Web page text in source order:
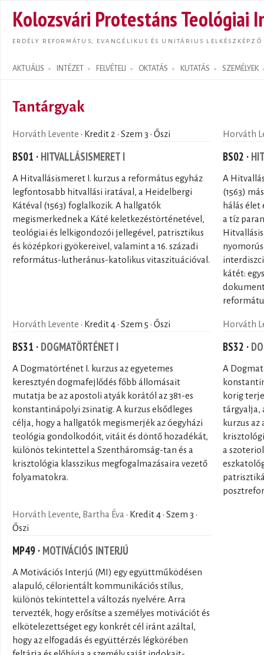
Kolozsvári Protestáns Teológiai
ERDÉLY REFORMÁTUS, EVANGÉLIKUS ÉS UNITÁRIUS LELKÉSZKÉPZŐ
AKTUÁLIS INTÉZET FELVÉTELI OKTATÁS KUTATÁS SZEMÉLYEK
Search form
Tantárgyak
Horváth Levente · Kredit 2 · Szem 3 · Őszi
BS01 · HITVALLÁSISMERET I
A Hitvallásismeret I. kurzus a református egyház
legfontosabb hitvallási iratával, a Heidelbergi
Kátéval (1563) foglalkozik. A hallgatók
megismerkednek a Káté keletkezéstörténetével,
teológiai és lelkigondozói jellegével, patrisztikus
és középkori gyökereivel, valamint a 16. századi
református-lutheránus-katolikus vitaszituációval.
Horváth
BS02 ·
A
(1563)
hálás
a tíz
kátét:
Horváth Levente · Kredit 4 · Szem 5 · Őszi
BS31 · DOGMATÖRTÉNET I
A Dogmatörténet I. kurzus az egyetemes
keresztyén dogmafejlődés főbb állomásait
mutatja be az apostoli atyák korától az 381-es
konstantinápolyi zsinatig. A kurzus elsődleges
célja, hogy a hallgatók megismerjék az óegyházi
teológia gondolkodóit, vitáit és döntő hozadékát,
különös tekintettel a Szentháromság-tan és a
krisztológia klasszikus megfogalmazásaira vezető
folyamatokra.
Horváth
BS32 ·
A
korig
tárgyalja,
kurzus
a
Horváth Levente, Bartha Éva · Kredit 4 · Szem 3 ·
Őszi
MP49 · MOTIVÁCIÓS INTERJÚ
A Motivációs Interjú (MI) egy együttműködésen
alapuló, célorientált kommunikációs stílus,
különös tekintettel a változás nyelvére. Arra
tervezték, hogy erősítse a személyes motivációt és
elkötelezettséget egy konkrét cél iránt azáltal,
hogy az elfogadás és együttérzés légkörében